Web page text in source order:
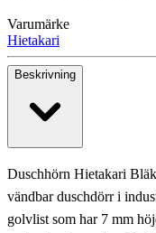
Varumärke
Hietakari
Beskrivning
Duschhörn Hietakari
vändbar duschdörr i
golvlist som har 7 mm